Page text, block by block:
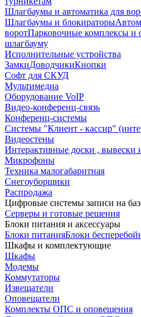
Шлагбаумы и автоматика для
Шлагбаумы и блокираторы
воротПарковочные комплексы и
шлагбауму
Исполнительные устройства
ЗамкиДоводчикиКнопки
Софт для СКУД
Мультимедиа
Оборудование VoIP
Видео-конференц-связь
Конференц-системы
Системы "Клиент - кассир"
Видеостены
Интерактивные доски , вывески
Микрофоны
Техника малогабаритная
Снегоуборщики
Распродажа
Цифровые системы записи на
Серверы и готовые решения
Блоки питания и аксессуары
Блоки питанияБлоки
Шкафы и комплектующие
Шкафы
Модемы
Коммутаторы
Извещатели
Оповещатели
Комплекты ОПС и оповещения